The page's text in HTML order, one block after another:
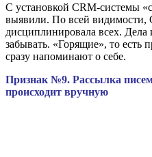
С установкой CRM-системы
выявили. По всей видимости,
дисциплинировала всех. Дела
забывать. «Горящие», то есть
сразу напоминают о себе.
Признак №9. Рассылка
происходит вручную